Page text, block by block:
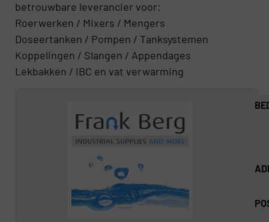
betrouwbare leverancier voor:
Roerwerken / Mixers / Mengers
Doseertanken / Pompen / Tanksystemen
Koppelingen / Slangen / Appendages
Lekbakken / IBC en vat verwarming